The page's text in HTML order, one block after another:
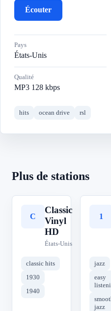
Écouter
Pays
États-Unis
Qualité
MP3 128 kbps
hits ocean drive rsl
Plus de stations
C
Classic
Vinyl
HD
États-Unis
classic hits
1930
1940
1
jazz
easy
jazz